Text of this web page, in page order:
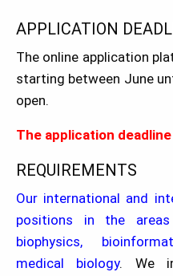
APPLICATION
The online application
starting between June
open.
The application
REQUIREMENTS
Our international and
positions in the
biophysics,
medical biology. We